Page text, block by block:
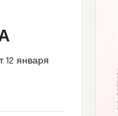
12 января